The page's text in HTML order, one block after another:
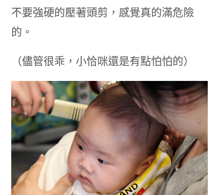
不要強硬的壓著頭剪，感覺真的滿危險
的。
（儘管很乖，小恰咪還是有點怕怕的）